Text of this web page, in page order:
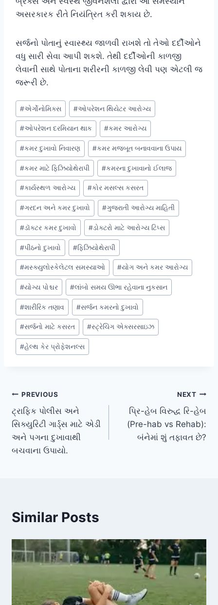
અસરકારક રીતે નિયંત્રિત કરી શકાય છે.
સર્જનો પોતાનું સ્વાસ્થ્ય જાળવી રાખશે તો તેઓ દર્દીઓને
વધુ સારી સેવા આપી શકશે. તેથી દર્દીઓની કાળજી
લેવાની સાથે પોતાના શરીરની કાળજી લેવી પણ એટલી જ
જરૂરી છે.
Post
Tags:
#એર્ગોનોમિક્સ #ઓપરેશન થિયેટર આરોગ્ય
#ઓપરેશન દરમિયાન થાક #કમર આરોગ્ય
#કમર દુખાવો નિવારણ #કમર મજબૂત બનાવવાના ઉપાય
#કમર માટે ફિઝિયોથેરાપી #કમરના દુખાવાનો ઈલાજ
#કાર્યસ્થળ આરોગ્ય #કોર મસલ્સ કસરત
#ગરદન અને કમર દુખાવો #ગુજરાતી આરોગ્ય માહિતી
#ડૉક્ટર કમર દુખાવો #ડોક્ટરો માટે આરોગ્ય ટિપ્સ
#પીઠનો દુખાવો #ફિઝિયોથેરાપી
#મસ્ક્યુલોસ્કેલેટલ સમસ્યાઓ #યોગ અને કમર આરોગ્ય
#યોગ્ય પોશ્ચર #લાંબો સમય ઊભા રહેવાના નુકસાન
#શારીરિક તણાવ #સર્જન કમરનો દુખાવો
#સર્જનો માટે કસરત #સ્ટ્રેચિંગ એક્સરસાઇઝ
#હેલ્થ કેર પ્રોફેશનલ્સ
Post
navigation
PREVIOUS
ટ્રાફિક પોલીસ અને
સિક્યુરિટી ગાર્ડ્સ માટે એડી
અને પગના દુખાવાથી
બચવાના ઉપાયો.
NEXT
પ્રિ-હેબ વિરુદ્ધ રિ-હેબ
(Pre-hab vs Rehab):
બંનેમાં શું તફાવત છે?
Similar Posts